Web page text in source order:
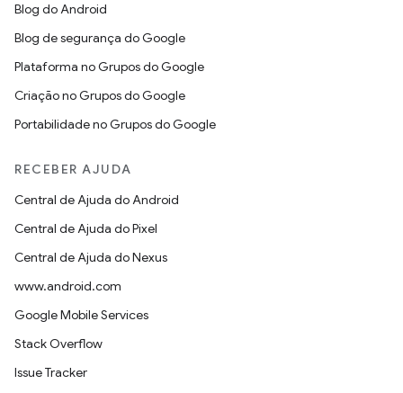
Blog do Android
Blog de segurança do Google
Plataforma no Grupos do Google
Criação no Grupos do Google
Portabilidade no Grupos do Google
RECEBER AJUDA
Central de Ajuda do Android
Central de Ajuda do Pixel
Central de Ajuda do Nexus
www.android.com
Google Mobile Services
Stack Overflow
Issue Tracker